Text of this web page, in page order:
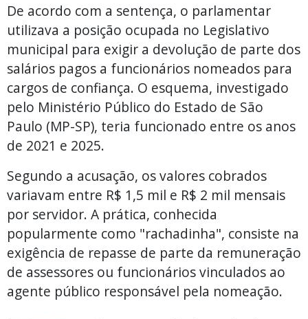
De acordo com a sentença, o parlamentar
utilizava a posição ocupada no Legislativo
municipal para exigir a devolução de parte dos
salários pagos a funcionários nomeados para
cargos de confiança. O esquema, investigado
pelo Ministério Público do Estado de São
Paulo (MP-SP), teria funcionado entre os anos
de 2021 e 2025.
Segundo a acusação, os valores cobrados
variavam entre R$ 1,5 mil e R$ 2 mil mensais
por servidor. A prática, conhecida
popularmente como "rachadinha", consiste na
exigência de repasse de parte da remuneração
de assessores ou funcionários vinculados ao
agente público responsável pela nomeação.